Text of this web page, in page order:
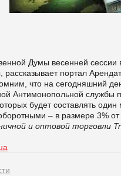
Думы весенней
рассказывает портал
что на сегодняшний
Антимонопольной службы
будет составлять один
– в размере 3% от
и оптовой торговли